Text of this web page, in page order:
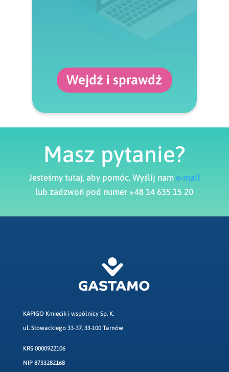
Wejdź i sprawdź
Masz pytanie?
Jesteśmy tutaj, aby pomóc. Wyślij nam e-mail
lub zadzwoń pod numer +48 14 635 15 20
KAPIGO Kmiecik i wspólnicy Sp. K.
ul. Słowackiego 33-37, 33-100 Tarnów
KRS 0000922106
NIP 8733282168